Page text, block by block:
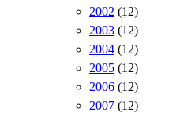
2002 (12)
2003 (12)
2004 (12)
2005 (12)
2006 (12)
2007 (12)